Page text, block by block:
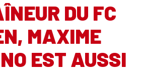
DU FC
MAXIME
EST AUSSI